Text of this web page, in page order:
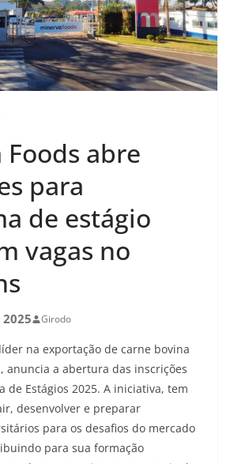
abre
para
de estágio
vagas no
Girodo
na exportação de carne bovina
anuncia a abertura das inscrições
de Estágios 2025. A iniciativa, tem
desenvolver e preparar
para os desafios do mercado
para sua formação